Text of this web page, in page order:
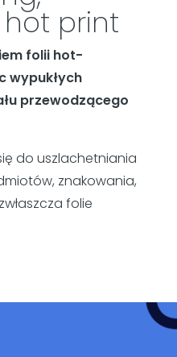
print
folii hot-
wypukłych
przewodzącego
do uszlachetniania
znakowania,
folie